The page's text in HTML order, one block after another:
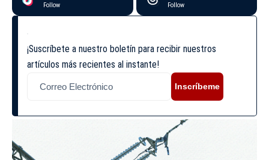
Follow Follow
¡Suscríbete a nuestro boletín para recibir nuestros
artículos más recientes al instante!
Inscríbeme